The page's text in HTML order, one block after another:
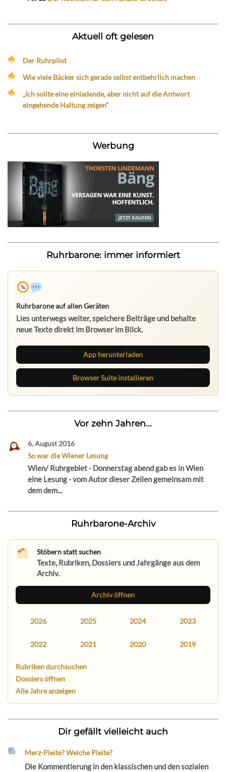
Aktuell oft gelesen
Der Ruhrpilot
Wie viele Bäcker sich gerade selbst entbehrlich machen
„Ich sollte eine einladende, aber nicht auf die Antwort
eingehende Haltung zeigen“
Werbung
Ruhrbarone: immer informiert
Ruhrbarone auf allen Geräten
Lies unterwegs weiter, speichere Beiträge und behalte
neue Texte direkt im Browser im Blick.
App herunterladen
Browser Suite installieren
Vor zehn Jahren...
6. August 2016
So war die Wiener Lesung
Wien/ Ruhrgebiet - Donnerstag abend gab es in Wien
eine Lesung - vom Autor dieser Zeilen gemeinsam mit
dem dem...
Ruhrbarone-Archiv
Stöbern statt suchen
Texte, Rubriken, Dossiers und Jahrgänge aus dem
Archiv.
Archiv öffnen
2026 2025 2024 2023
2022 2021 2020 2019
Rubriken durchsuchen
Dossiers öffnen
Alle Jahre anzeigen
Dir gefällt vielleicht auch
Merz-Pleite? Welche Pleite?
Die Kommentierung in den klassischen und den sozialen